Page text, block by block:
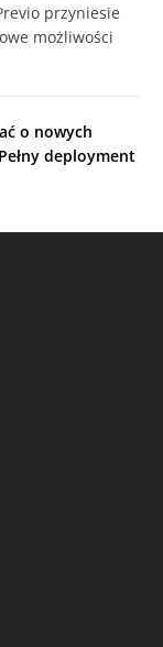
przyniesie
możliwości
o nowych
deployment